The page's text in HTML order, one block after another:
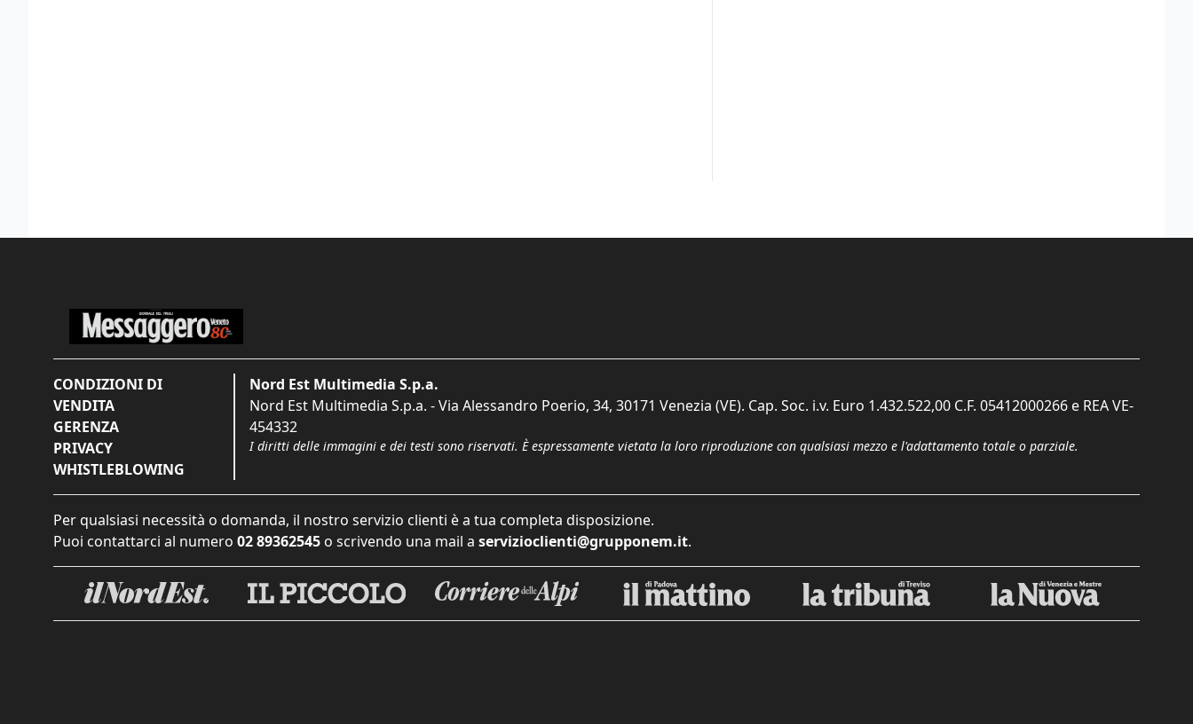
CONDIZIONI DI
VENDITA
GERENZA
PRIVACY
WHISTLEBLOWING
Nord Est Multimedia S.p.a.
Nord Est Multimedia S.p.a. - Via Alessandro Poerio, 34, 30171 Venezia (VE). Cap. Soc. i.v. Euro 1.432.522,00 C.F. 05412000266 e REA VE-
454332
I diritti delle immagini e dei testi sono riservati. È espressamente vietata la loro riproduzione con qualsiasi mezzo e l'adattamento totale o parziale.
Per qualsiasi necessità o domanda, il nostro servizio clienti è a tua completa disposizione.
Puoi contattarci al numero 02 89362545 o scrivendo una mail a servizioclienti@grupponem.it.